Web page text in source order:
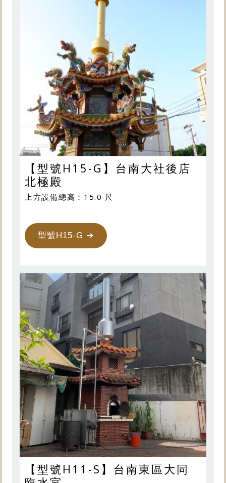
【型號H15-G】台南大社後店
北極殿
上方設備總高：15.0 尺
型號H15-G ➔
【型號H11-S】台南東區大同